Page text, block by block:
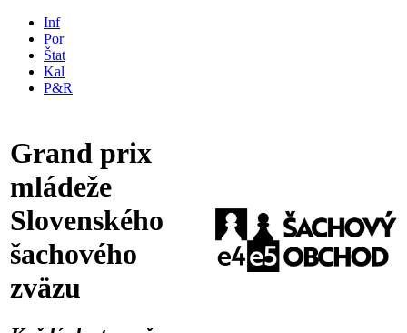
Inf
Por
Štat
Kal
P&R
Grand prix
mládeže
Slovenského
šachového
zväzu